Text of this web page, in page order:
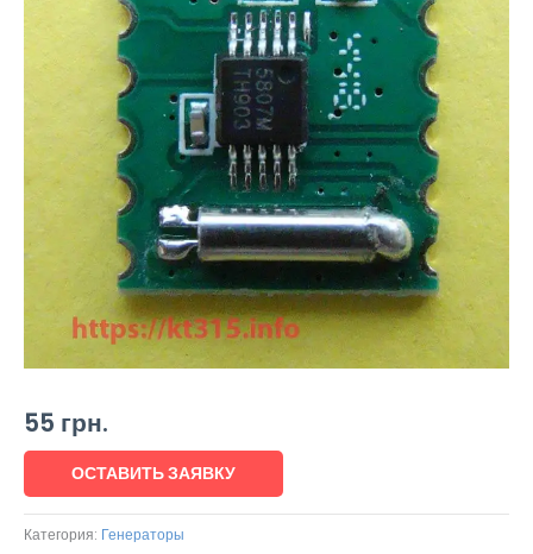
55 грн.
ОСТАВИТЬ ЗАЯВКУ
Категория: Генераторы